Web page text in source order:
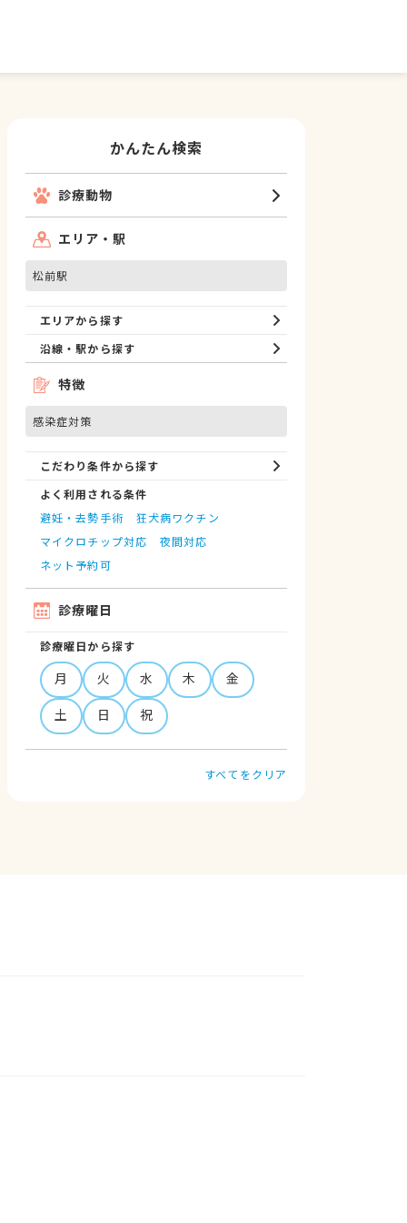
かんたん検索
診療動物
エリア・駅
松前駅
エリアから探す
沿線・駅から探す
特徴
感染症対策
こだわり条件から探す
よく利用される条件
避妊・去勢手術
狂犬病ワクチン
マイクロチップ対応
夜間対応
ネット予約可
診療曜日
診療曜日から探す
月 火 水 木
金
土
日 祝
すべてをクリア